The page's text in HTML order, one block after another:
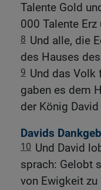
Talente Gold
000 Talente
8 Und alle, die
des Hauses
9 Und das Volk
gaben es dem
der König
Davids
10 Und David
sprach: Gelobt
von Ewigkeit zu